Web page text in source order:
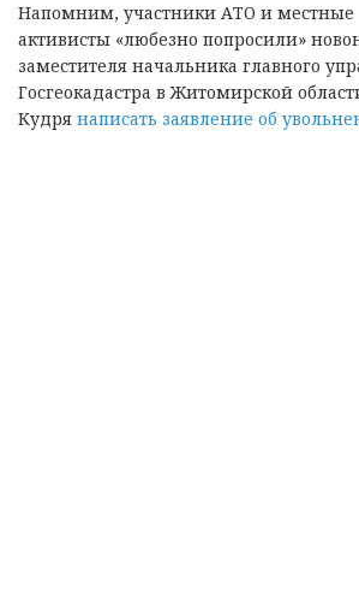
Напомним, участники АТО и местные
активисты «любезно попросили»
заместителя начальника главного
Госгеокадастра в Житомирской
Кудря написать заявление об